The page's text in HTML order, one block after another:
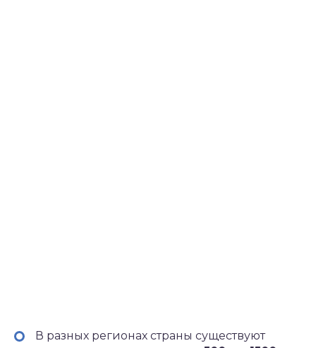
В разных регионах страны существуют